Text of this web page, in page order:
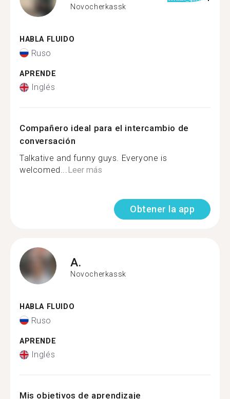
Novocherkassk
HABLA FLUIDO
Ruso
APRENDE
Inglés
Compañero ideal para el intercambio de
conversación
Talkative and funny guys. Everyone is
welcomed...Leer más
Obtener la app
A.
Novocherkassk
HABLA FLUIDO
Ruso
APRENDE
Inglés
Mis objetivos de aprendizaje